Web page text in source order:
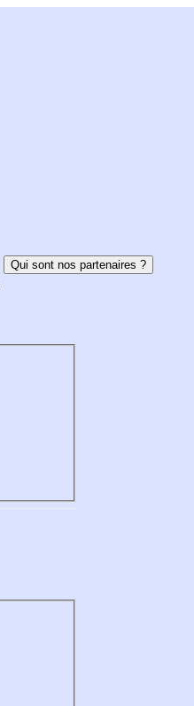
Qui sont nos partenaires ?